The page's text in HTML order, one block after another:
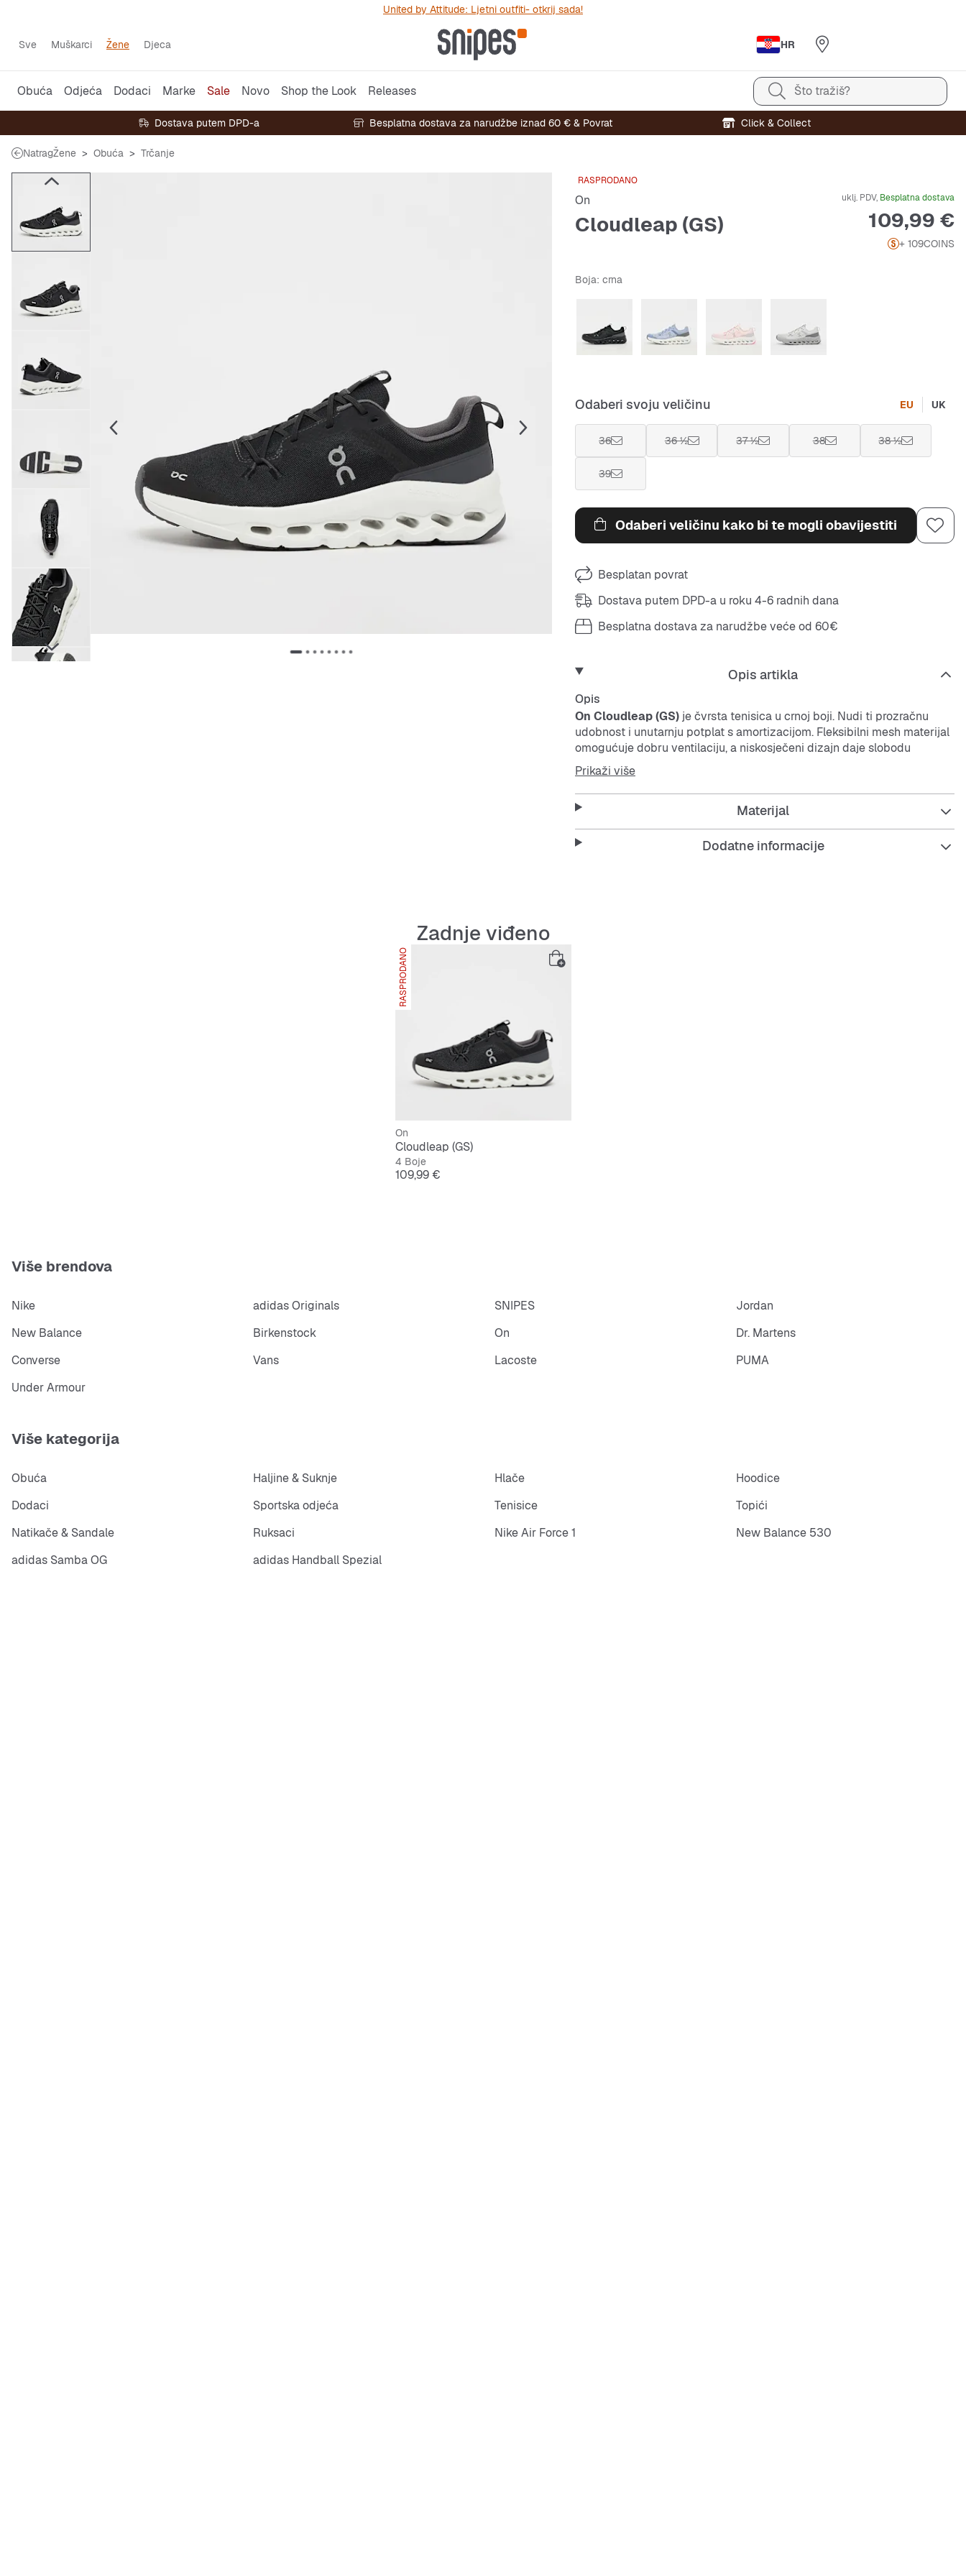
United by Attitude: Ljetni outfiti- otkrij sada!
Sve Muškarci Žene Djeca HR
Obuća Odjeća Dodaci Marke Sale Novo Shop the Look Releases Što tražiš?
Dostava putem DPD-a Besplatna dostava za narudžbe iznad 60 € & Povrat Click & Collect
NatragŽene Obuća Trčanje
RASPRODANO
On
Cloudleap (GS)
uklj. PDV, Besplatna dostava
Cijena
109,99 €
+ 109COINS
Boja: crna
Odaberi svoju veličinu EU UK
36 36 ½ 37 ½ 38 38 ½
39
Odaberi veličinu kako bi te mogli obavijestiti
Besplatan povrat
Dostava putem DPD-a u roku 4-6 radnih dana
Besplatna dostava za narudžbe veće od 60€
Opis artikla
Opis
On Cloudleap (GS) je čvrsta tenisica u crnoj boji. Nudi ti prozračnu
udobnost i unutarnju potplat s amortizacijom. Fleksibilni mesh materijal
omogućuje dobru ventilaciju, a niskosječeni dizajn daje slobodu
pokreta.
Ova tenisica je savršena za svakodnevno nošenje i aktivan stil života,
Prikaži više
Materijal
Dodatne informacije
Zadnje viđeno
RASPRODANO
On
Cloudleap (GS)
4 Boje
Cijena
109,99 €
Više brendova
Nike adidas Originals SNIPES
Jordan
New Balance
Birkenstock On
Dr. Martens
Converse
Vans Lacoste
PUMA
Under Armour
Više kategorija
Obuća Haljine & Suknje Hlače
Hoodice
Dodaci
Sportska odjeća Tenisice
Topići
Natikače & Sandale
Ruksaci Nike Air Force 1
New Balance 530
adidas Samba OG
adidas Handball Spezial